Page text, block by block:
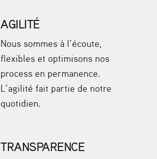
AGILITÉ
Nous sommes à l’écoute,
flexibles et optimisons nos
process en permanence.
L’agilité fait partie de notre
quotidien.
TRANSPARENCE